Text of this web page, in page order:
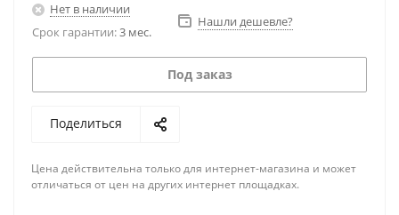
Нет в наличии
Срок гарантии:3 мес.
Нашли дешевле?
Под заказ
Поделиться
Цена действительна только для интернет-магазина и может
отличаться от цен на других интернет площадках.